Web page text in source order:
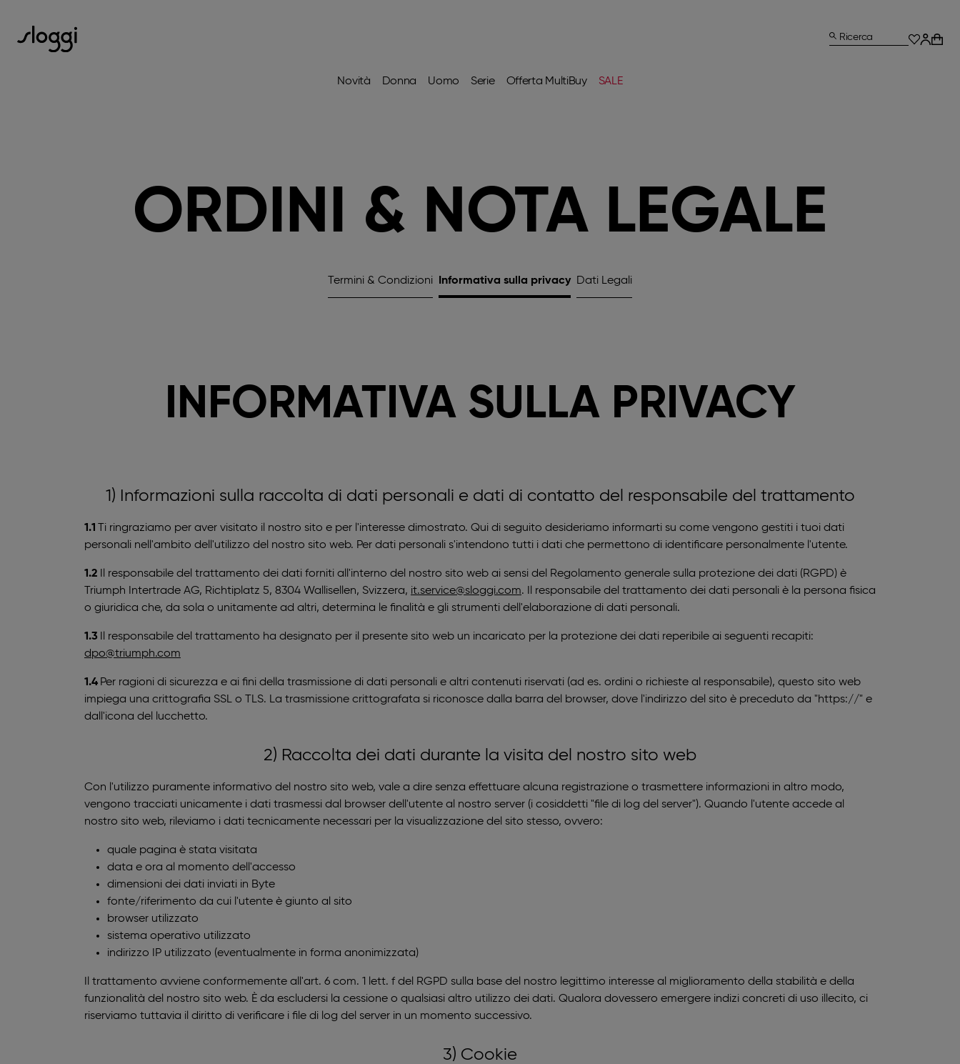
Novità Donna Uomo Serie Offerta MultiBuy SALE
Ricerca
ORDINI & NOTA LEGALE
Termini & Condizioni Informativa sulla privacy Dati Legali
INFORMATIVA SULLA PRIVACY
1) Informazioni sulla raccolta di dati personali e dati di contatto del responsabile del trattamento
1.1
Ti ringraziamo per aver visitato il nostro sito e per l'interesse dimostrato. Qui di seguito desideriamo informarti su come vengono gestiti i tuoi dati
personali nell'ambito dell'utilizzo del nostro sito web. Per dati personali s'intendono tutti i dati che permettono di identificare personalmente l'utente.
1.2 Il responsabile del trattamento dei dati forniti all'interno del nostro sito web ai sensi del Regolamento generale sulla protezione dei dati (RGPD) è
Triumph Intertrade AG, Richtiplatz 5, 8304 Wallisellen, Svizzera, it.service@sloggi.com. Il responsabile del trattamento dei dati personali è la persona fisica
o giuridica che, da sola o unitamente ad altri, determina le finalità e gli strumenti dell'elaborazione di dati personali.
1.3 Il responsabile del trattamento ha designato per il presente sito web un incaricato per la protezione dei dati reperibile ai seguenti recapiti:
dpo@triumph.com
1.4 Per ragioni di sicurezza e ai fini della trasmissione di dati personali e altri contenuti riservati (ad es. ordini o richieste al responsabile), questo sito web
impiega una crittografia SSL o TLS. La trasmissione crittografata si riconosce dalla barra del browser, dove l'indirizzo del sito è preceduto da "https://" e
dall'icona del lucchetto.
2) Raccolta dei dati durante la visita del nostro sito web
Con l'utilizzo puramente informativo del nostro sito web, vale a dire senza effettuare alcuna registrazione o trasmettere informazioni in altro modo,
vengono tracciati unicamente i dati trasmessi dal browser dell'utente al nostro server (i cosiddetti "file di log del server"). Quando l'utente accede al
nostro sito web, rileviamo i dati tecnicamente necessari per la visualizzazione del sito stesso, ovvero:
quale pagina è stata visitata
data e ora al momento dell'accesso
dimensioni dei dati inviati in Byte
fonte/riferimento da cui l'utente è giunto al sito
browser utilizzato
sistema operativo utilizzato
indirizzo IP utilizzato (eventualmente in forma anonimizzata)
Il trattamento avviene conformemente all'art. 6 com. 1 lett. f del RGPD sulla base del nostro legittimo interesse al miglioramento della stabilità e della
funzionalità del nostro sito web. È da escludersi la cessione o qualsiasi altro utilizzo dei dati. Qualora dovessero emergere indizi concreti di uso illecito, ci
riserviamo tuttavia il diritto di verificare i file di log del server in un momento successivo.
3) Cookie